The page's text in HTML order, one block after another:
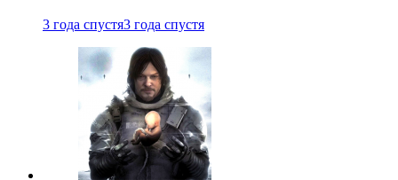
3 года спустя3 года спустя